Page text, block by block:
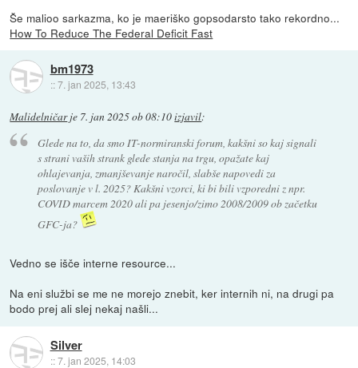
Še malioo sarkazma, ko je maeriško gopsodarsto tako rekordno...
How To Reduce The Federal Deficit Fast
bm1973
::7. jan 2025, 13:43
Malidelničarje 7. jan 2025 ob 08:10izjavil:
Glede na to, da smo IT-normiranski forum, kakšni so kaj signali
s strani vaših strank glede stanja na trgu, opažate kaj
ohlajevanja, zmanjševanje naročil, slabše napovedi za
poslovanje v l. 2025? Kakšni vzorci, ki bi bili vzporedni z npr.
COVID marcem 2020 ali pa jesenjo/zimo 2008/2009 ob začetku
GFC-ja?
Vedno se išče interne resource...
Na eni službi se me ne morejo znebit, ker internih ni, na drugi pa
bodo prej ali slej nekaj našli...
Silver
::7. jan 2025, 14:03